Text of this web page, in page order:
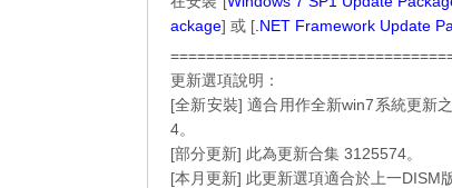
ackage] 或 [ .NET Framework Update
更新選項說明：
[全新安裝] 適合用作全新win7系統更新
4。
[部分更新] 此為更新合集 3125574。
[本月更新] 此更新選項適合於上一DISM